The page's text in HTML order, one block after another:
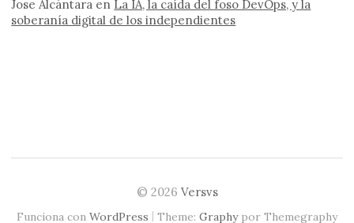
Jose Alcántara en La IA, la caída del foso DevOps, y la
soberanía digital de los independientes
© 2026 Versvs
Funciona con WordPress | Theme: Graphypor Themegraphy